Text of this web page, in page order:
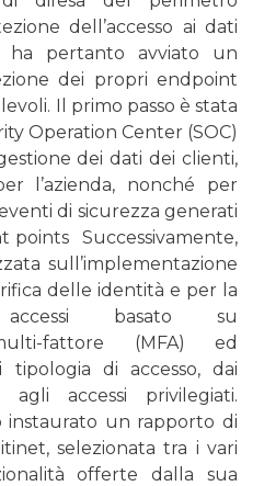
dell’accesso ai dati
pertanto avviato un
dei propri endpoint
Il primo passo è stata
Operation Center (SOC)
dei dati dei clienti,
l’azienda, nonché per
di sicurezza generati
points Successivamente,
sull’imple­mentazione
delle identità e per la
basato su
fattore (MFA) ed
tipologia di accesso, dai
accessi privilegiati.
instaurato un rapporto di
selezionata tra i vari
offerte dalla sua